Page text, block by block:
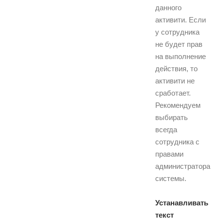
данного
активити. Если
у сотрудника
не будет прав
на выполнение
действия, то
активити не
сработает.
Рекомендуем
выбирать
всегда
сотрудника с
правами
администратора
системы.
Устанавливать
текст